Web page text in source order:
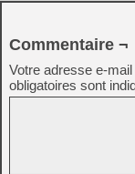
Commentaire ¬
Votre adresse e-
obligatoires sont